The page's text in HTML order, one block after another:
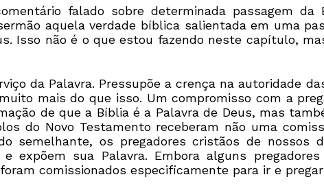
falado sobre determinada passagem
aquela verdade bíblica salientada em uma
Isso não é o que estou fazendo neste capítulo,
da Palavra. Pressupõe a crença na autoridade
mais do que isso. Um compromisso com a
de que a Bíblia é a Palavra de Deus, mas
do Novo Testamento receberam não uma
semelhante, os pregadores cristãos de
expõem sua Palavra. Embora alguns
comissionados especificamente para ir e